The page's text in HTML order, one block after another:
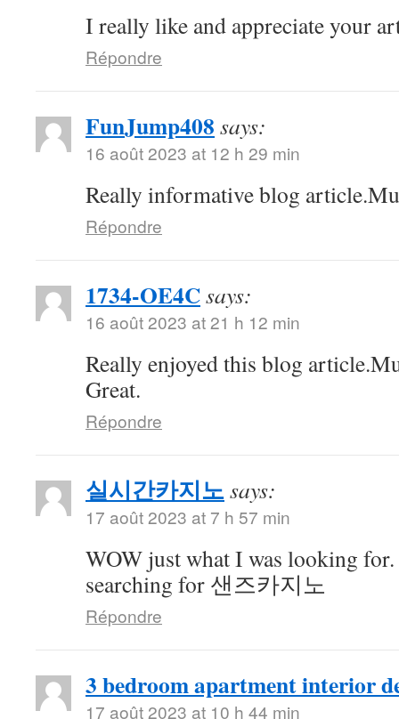
I really like and appreciate your
Répondre
FunJump408 says:
16 août 2023 at 12 h 29 min
Really informative blog
Répondre
1734-OE4Csays:
16 août 2023 at 21 h 12 min
Really enjoyed this blog
Great.
Répondre
실시간카지노says:
17 août 2023 at 7 h 57 min
WOW just what I was looking for.
searching for 샌즈카지노
Répondre
3 bedroom apartment interior
17 août 2023 at 10 h 44 min